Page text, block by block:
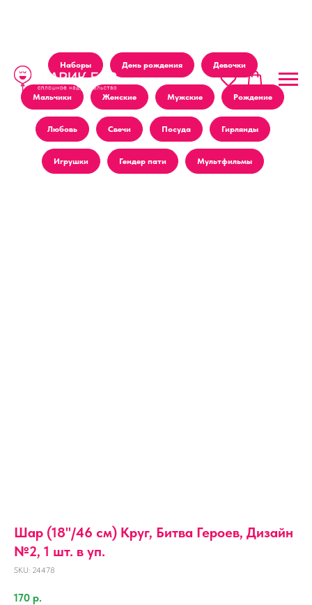
Наборы День рождения Девочки
Мальчики Женские Мужские Рождение
Любовь Свечи Посуда Гирлянды
Игрушки Гендер пати Мультфильмы
Шар (18''/46 см) Круг, Битва Героев, Дизайн
№2, 1 шт. в уп.
SKU: 24478
170 р.